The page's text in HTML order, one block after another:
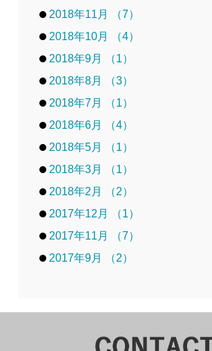
2018年11月 （7）
2018年10月 （4）
2018年9月 （1）
2018年8月 （3）
2018年7月 （1）
2018年6月 （4）
2018年5月 （1）
2018年3月 （1）
2018年2月 （2）
2017年12月 （1）
2017年11月 （7）
2017年9月 （2）